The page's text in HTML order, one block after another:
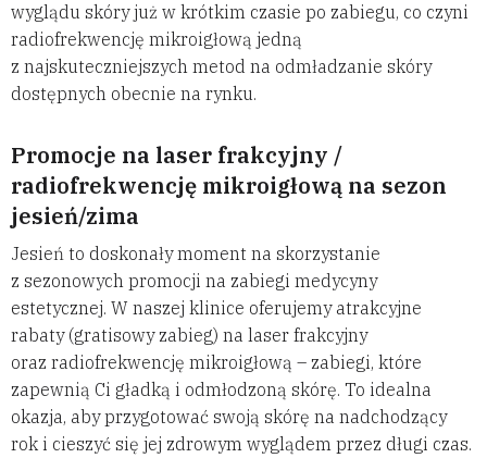
wyglądu skóry już w krótkim czasie po zabiegu, co czyni
radiofrekwencję mikroigłową jedną
z najskuteczniejszych metod na odmładzanie skóry
dostępnych obecnie na rynku.
Promocje na laser frakcyjny /
radiofrekwencję mikroigłową na sezon
jesień/zima
Jesień to doskonały moment na skorzystanie
z sezonowych promocji na zabiegi medycyny
estetycznej. W naszej klinice oferujemy atrakcyjne
rabaty (gratisowy zabieg) na laser frakcyjny
oraz radiofrekwencję mikroigłową – zabiegi, które
zapewnią Ci gładką i odmłodzoną skórę. To idealna
okazja, aby przygotować swoją skórę na nadchodzący
rok i cieszyć się jej zdrowym wyglądem przez długi czas.